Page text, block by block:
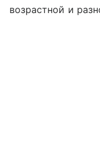
возрастной и